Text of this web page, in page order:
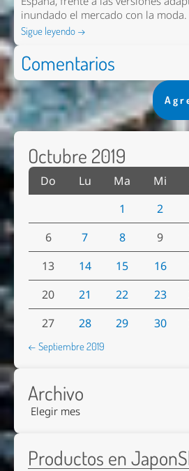
inundado el mercado con la moda.
Sigue leyendo →
Comentarios
Octubre 2019
Do Lu Ma Mi
1
2
6
7 8 9
13
14 15 16
20
21 22 23
27
28 29 30
← Septiembre 2019
Archivo
Productos en